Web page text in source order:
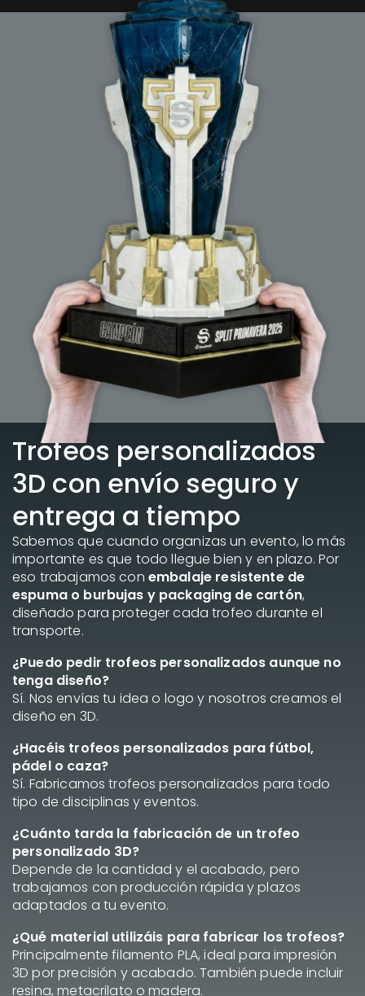
Trofeos personalizados
3D con envío seguro y
entrega a tiempo
Sabemos que cuando organizas un evento, lo más
importante es que todo llegue bien y en plazo. Por
eso trabajamos con embalaje resistente de
espuma o burbujas y packaging de cartón,
diseñado para proteger cada trofeo durante el
transporte.
¿Puedo pedir trofeos personalizados aunque no
tenga diseño?
Sí. Nos envías tu idea o logo y nosotros creamos el
diseño en 3D.
¿Hacéis trofeos personalizados para fútbol,
pádel o caza?
Sí. Fabricamos trofeos personalizados para todo
tipo de disciplinas y eventos.
¿Cuánto tarda la fabricación de un trofeo
personalizado 3D?
Depende de la cantidad y el acabado, pero
trabajamos con producción rápida y plazos
adaptados a tu evento.
¿Qué material utilizáis para fabricar los trofeos?
Principalmente filamento PLA, ideal para impresión
3D por precisión y acabado. También puede incluir
resina, metacrilato o madera.